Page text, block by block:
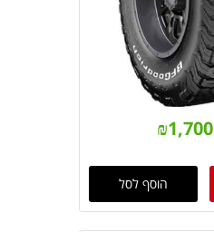
₪1,700
הוסף לסל